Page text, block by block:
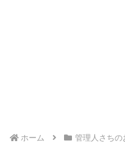
ホーム 管理人さちの